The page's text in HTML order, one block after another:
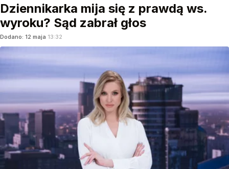
Dziennikarka mija się z prawdą ws.
wyroku? Sąd zabrał głos
Dodano: 12 maja 13:32